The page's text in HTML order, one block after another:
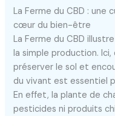
La Ferme du CBD : une
cœur du bien-être
La Ferme du CBD
la simple production.
préserver le sol et
du vivant est essentiel
En effet, la plante de
pesticides ni produits